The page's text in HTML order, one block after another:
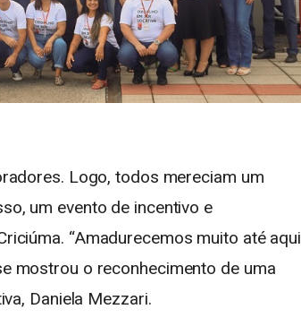
Logo, todos mereciam um
um evento de incentivo e
“Amadurecemos muito até
mostrou o reconhecimento de uma
Daniela Mezzari.